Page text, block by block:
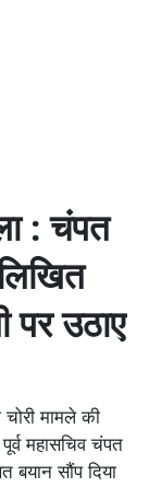
: चंपत
पर उठाए
मामले की
महासचिव चंपत
बयान सौंप दिया